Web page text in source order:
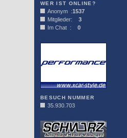
WER IST ONLINE?
Anonym :1537
Mitglieder: 3
Im Chat : 0
BESUCH NUMMER
35.930.703